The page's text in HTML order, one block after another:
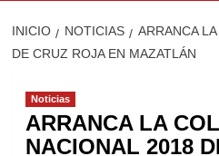
INICIO NOTICIAS
ARRANCA
DE CRUZ ROJA EN MAZATLÁN
Noticias
ARRANCA LA
NACIONAL 2018